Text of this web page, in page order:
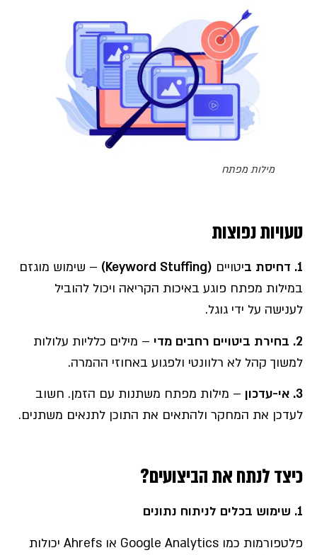
מילות מפתח
טעויות נפוצות
1. דחיסת ב יטויים (Keyword Stuffing)
– שימוש מוגזם
במילות מפתח פוגע באיכות הקריאה ויכול להוביל
לענישה על ידי גוגל.
2. בחירת ביטויים רחבים מדי
– מילים כלליות עלולות
למשוך קהל לא רלוונטי ולפגוע באחוזי ההמרה.
3. אי-עדכון
– מילות מפתח משתנות עם הזמן. חשוב
לעדכן את המחקר ולהתאים את התוכן לתנאים משתנים.
כיצד לנתח את הביצועים?
1. שימוש בכלים לניתוח נתונים
פלטפורמות כמו Google Analytics או Ahrefs יכולות